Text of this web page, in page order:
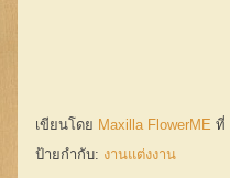
เขียนโดย Maxilla FlowerME ที่
ป้ายกำกับ: งานแต่งงาน